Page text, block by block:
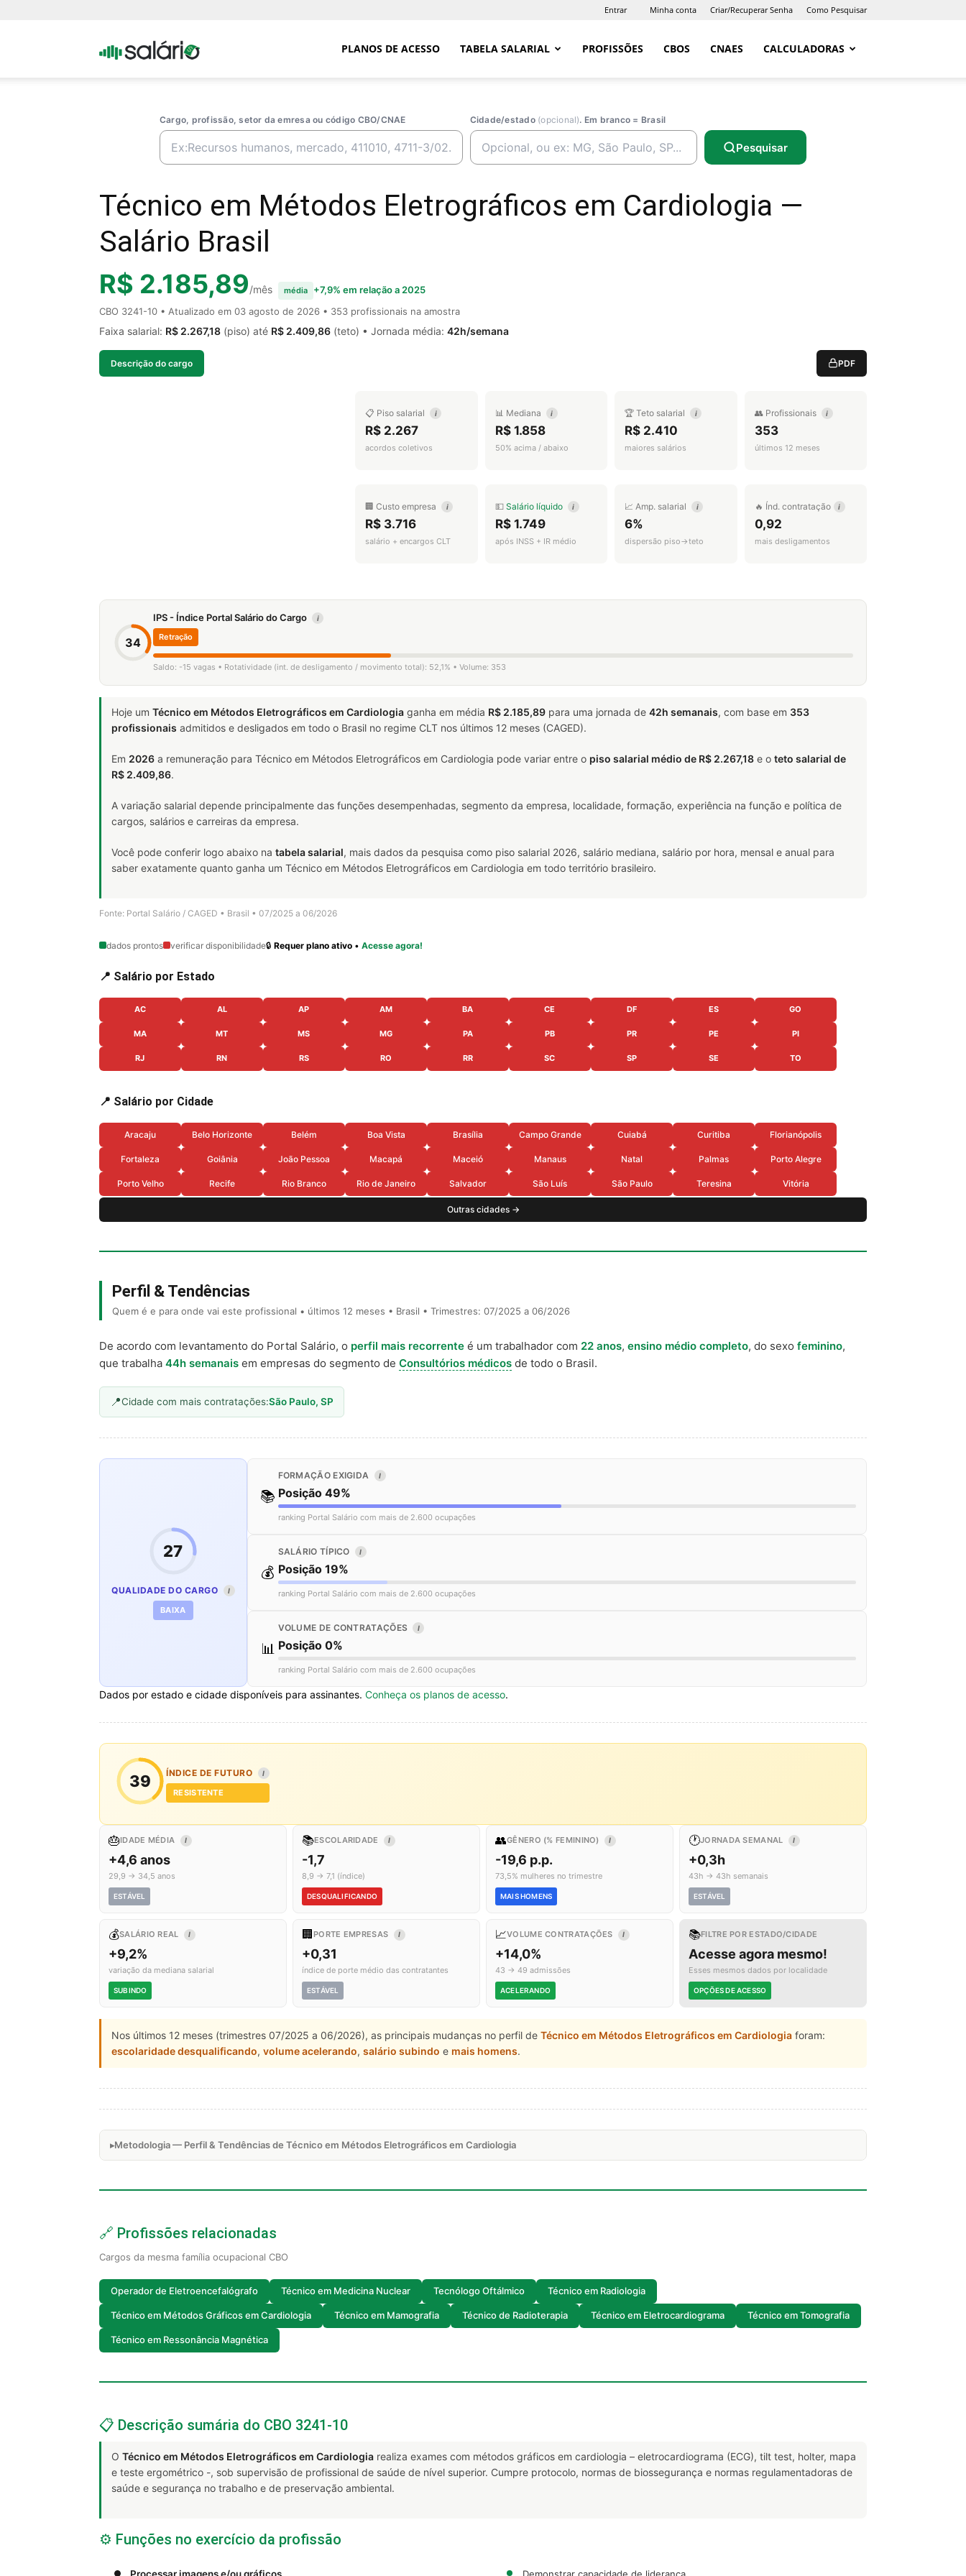
Entrar Minha conta Criar/Recuperar Senha Como Pesquisar
Portal PLANOS DE ACESSO TABELA SALARIAL PROFISSÕES CBOS CNAES CALCULADORAS
Cargo, profissão, setor da emresa ou código CBO/CNAE Cidade/estado (opcional). Em branco = Brasil
Pesquisar
Técnico em Métodos Eletrográficos em Cardiologia —
Salário Brasil
R$ 2.185,89/mês média
+7,9% em relação a 2025
CBO 3241-10 • Atualizado em 03 agosto de 2026 • 353 profissionais na amostra
Faixa salarial: R$ 2.267,18 (piso) até R$ 2.409,86 (teto) • Jornada média: 42h/semana
Descrição do cargo PDF
📋 Piso salarial i
R$ 2.267
acordos coletivos
📊 Mediana i
R$ 1.858
50% acima / abaixo
🏆 Teto salarial i
R$ 2.410
maiores salários
👥 Profissionais i
353
últimos 12 meses
🏢 Custo empresa i
R$ 3.716
salário + encargos CLT
💵 Salário líquido i
R$ 1.749
após INSS + IR médio
📈 Amp. salarial i
6%
dispersão piso→teto
🔥 Índ. contratação i
0,92
mais desligamentos
34
IPS - Índice Portal Salário do Cargo i
Retração
Saldo: -15 vagas • Rotatividade (int. de desligamento / movimento total): 52,1% • Volume: 353
Hoje um Técnico em Métodos Eletrográficos em Cardiologia ganha em média R$ 2.185,89 para uma jornada de 42h semanais, com base em 353
profissionais admitidos e desligados em todo o Brasil no regime CLT nos últimos 12 meses (CAGED).
Em 2026 a remuneração para Técnico em Métodos Eletrográficos em Cardiologia pode variar entre o piso salarial médio de R$ 2.267,18 e o teto salarial de
R$ 2.409,86.
A variação salarial depende principalmente das funções desempenhadas, segmento da empresa, localidade, formação, experiência na função e política de
cargos, salários e carreiras da empresa.
Você pode conferir logo abaixo na tabela salarial, mais dados da pesquisa como piso salarial 2026, salário mediana, salário por hora, mensal e anual para
saber exatamente quanto ganha um Técnico em Métodos Eletrográficos em Cardiologia em todo território brasileiro.
Fonte: Portal Salário / CAGED • Brasil • 07/2025 a 06/2026
dados prontos verificar disponibilidade🔒 Requer plano ativo • Acesse agora!
📍 Salário por Estado
AC AL AP AM BA CE DF ES GO
MA MT MS MG PA PB PR PE PI
RJ RN RS RO RR SC SP SE TO
📍 Salário por Cidade
Aracaju Belo Horizonte Belém Boa Vista Brasília Campo Grande Cuiabá Curitiba Florianópolis
Fortaleza Goiânia João Pessoa Macapá Maceió Manaus Natal Palmas Porto Alegre
Porto Velho Recife Rio Branco Rio de Janeiro Salvador São Luís São Paulo Teresina Vitória
Outras cidades →
Perfil & Tendências
Quem é e para onde vai este profissional • últimos 12 meses • Brasil • Trimestres: 07/2025 a 06/2026
De acordo com levantamento do Portal Salário, o perfil mais recorrente é um trabalhador com 22 anos, ensino médio completo, do sexo feminino,
que trabalha 44h semanais em empresas do segmento de Consultórios médicos de todo o Brasil.
Cidade com mais contratações:São Paulo, SP
27
QUALIDADE DO CARGO I
BAIXA
📚
FORMAÇÃO EXIGIDA I
Posição 49%
ranking Portal Salário com mais de 2.600 ocupações
💰
SALÁRIO TÍPICO I
Posição 19%
ranking Portal Salário com mais de 2.600 ocupações
📊
VOLUME DE CONTRATAÇÕES I
Posição 0%
ranking Portal Salário com mais de 2.600 ocupações
Dados por estado e cidade disponíveis para assinantes. Conheça os planos de acesso.
39 ÍNDICE DE FUTURO I
RESISTENTE
🎂IDADE MÉDIA I
+4,6 anos
29,9 → 34,5 anos
ESTÁVEL
📚ESCOLARIDADE I
-1,7
8,9 → 7,1 (índice)
DESQUALIFICANDO
👥GÊNERO (% FEMININO) I
-19,6 p.p.
73,5% mulheres no trimestre
MAIS HOMENS
🕐JORNADA SEMANAL I
+0,3h
43h → 43h semanais
ESTÁVEL
💰SALÁRIO REAL I
+9,2%
variação da mediana salarial
SUBINDO
🏢 PORTE EMPRESAS I
+0,31
índice de porte médio das contratantes
ESTÁVEL
📈VOLUME CONTRATAÇÕES I
+14,0%
43 → 49 admissões
ACELERANDO
📚FILTRE POR ESTADO/CIDADE
Acesse agora mesmo!
Esses mesmos dados por localidade
OPÇÕES DE ACESSO
Nos últimos 12 meses (trimestres 07/2025 a 06/2026), as principais mudanças no perfil de Técnico em Métodos Eletrográficos em Cardiologia foram:
escolaridade desqualificando, volume acelerando, salário subindo e mais homens.
Metodologia — Perfil & Tendências de Técnico em Métodos Eletrográficos em Cardiologia
🔗 Profissões relacionadas
Cargos da mesma família ocupacional CBO
Operador de Eletroencefalógrafo Técnico em Medicina Nuclear Tecnólogo Oftálmico Técnico em Radiologia
Técnico em Métodos Gráficos em Cardiologia Técnico em Mamografia Técnico de Radioterapia Técnico em Eletrocardiograma Técnico em Tomografia
Técnico em Ressonância Magnética
📋 Descrição sumária do CBO 3241-10
O Técnico em Métodos Eletrográficos em Cardiologia realiza exames com métodos gráficos em cardiologia – eletrocardiograma (ECG), tilt test, holter, mapa
e teste ergométrico -, sob supervisão de profissional de saúde de nível superior. Cumpre protocolo, normas de biossegurança e normas regulamentadoras de
saúde e segurança no trabalho e de preservação ambiental.
⚙️ Funções no exercício da profissão
Processar imagens e/ou gráficos Demonstrar capacidade de liderança